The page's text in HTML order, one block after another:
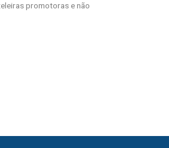
promotoras e não